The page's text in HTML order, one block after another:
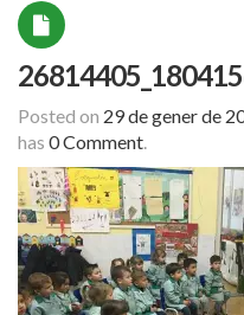
Posted on 29 de gener de
has 0 Comment.